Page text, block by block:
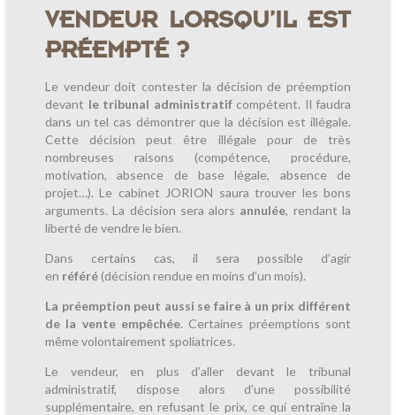
VENDEUR LORSQU’IL EST
PRÉEMPTÉ ?
Le vendeur doit contester la décision de préemption
devant le tribunal administratifcompétent. Il faudra
dans un tel cas démontrer que la décision est illégale.
Cette décision peut être illégale pour de très
nombreuses raisons (compétence, procédure,
motivation, absence de base légale, absence de
projet…). Le cabinet JORION saura trouver les bons
arguments. La décision sera alors annulée, rendant la
liberté de vendre le bien.
Dans certains cas, il sera possible d’agir
en référé (décision rendue en moins d’un mois).
La préemption peut aussi se faire à un prix différent
de la vente empêchée. Certaines préemptions sont
même volontairement spoliatrices.
Le vendeur, en plus d’aller devant le tribunal
administratif, dispose alors d’une possibilité
supplémentaire, en refusant le prix, ce qui entraîne la